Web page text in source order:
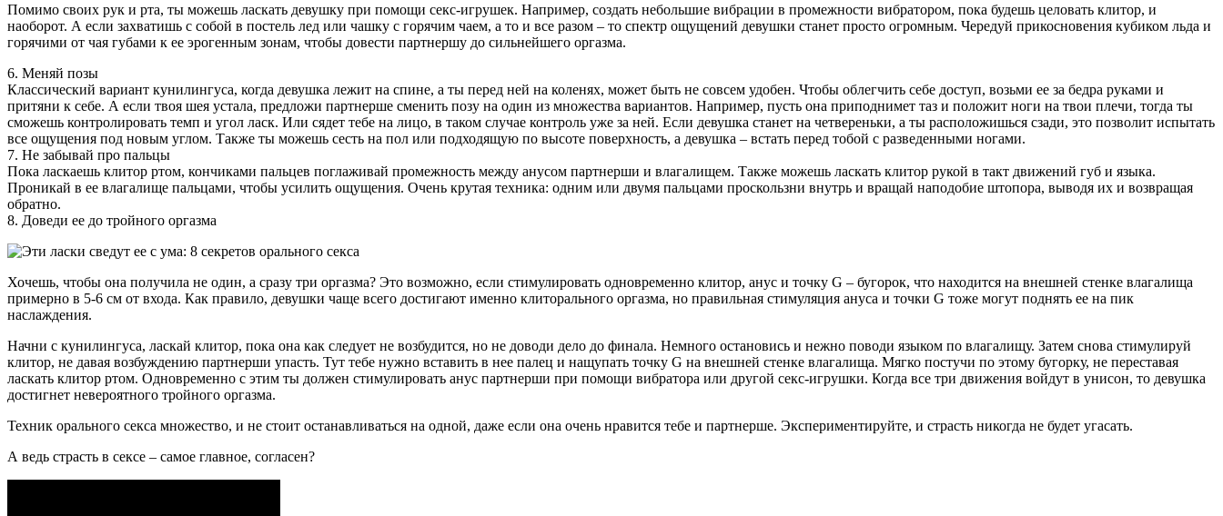
Помимо своих рук и рта, ты можешь ласкать девушку при помощи секс-игрушек. Например, создать небольшие вибрации в промежности вибратором, пока будешь целовать клитор, и
наоборот. А если захватишь с собой в постель лед или чашку с горячим чаем, а то и все разом – то спектр ощущений девушки станет просто огромным. Чередуй прикосновения кубиком льда и
горячими от чая губами к ее эрогенным зонам, чтобы довести партнершу до сильнейшего оргазма.
6. Меняй позы
Классический вариант кунилингуса, когда девушка лежит на спине, а ты перед ней на коленях, может быть не совсем удобен. Чтобы облегчить себе доступ, возьми ее за бедра руками и
притяни к себе. А если твоя шея устала, предложи партнерше сменить позу на один из множества вариантов. Например, пусть она приподнимет таз и положит ноги на твои плечи, тогда ты
сможешь контролировать темп и угол ласк. Или сядет тебе на лицо, в таком случае контроль уже за ней. Если девушка станет на четвереньки, а ты расположишься сзади, это позволит испытать
все ощущения под новым углом. Также ты можешь сесть на пол или подходящую по высоте поверхность, а девушка – встать перед тобой с разведенными ногами.
7. Не забывай про пальцы
Пока ласкаешь клитор ртом, кончиками пальцев поглаживай промежность между анусом партнерши и влагалищем. Также можешь ласкать клитор рукой в такт движений губ и языка.
Проникай в ее влагалище пальцами, чтобы усилить ощущения. Очень крутая техника: одним или двумя пальцами проскользни внутрь и вращай наподобие штопора, выводя их и возвращая
обратно.
8. Доведи ее до тройного оргазма
Хочешь, чтобы она получила не один, а сразу три оргазма? Это возможно, если стимулировать одновременно клитор, анус и точку G – бугорок, что находится на внешней стенке влагалища
примерно в 5-6 см от входа. Как правило, девушки чаще всего достигают именно клиторального оргазма, но правильная стимуляция ануса и точки G тоже могут поднять ее на пик
наслаждения.
Начни с кунилингуса, ласкай клитор, пока она как следует не возбудится, но не доводи дело до финала. Немного остановись и нежно поводи языком по влагалищу. Затем снова стимулируй
клитор, не давая возбуждению партнерши упасть. Тут тебе нужно вставить в нее палец и нащупать точку G на внешней стенке влагалища. Мягко постучи по этому бугорку, не переставая
ласкать клитор ртом. Одновременно с этим ты должен стимулировать анус партнерши при помощи вибратора или другой секс-игрушки. Когда все три движения войдут в унисон, то девушка
достигнет невероятного тройного оргазма.
Техник орального секса множество, и не стоит останавливаться на одной, даже если она очень нравится тебе и партнерше. Экспериментируйте, и страсть никогда не будет угасать.
А ведь страсть в сексе – самое главное, согласен?